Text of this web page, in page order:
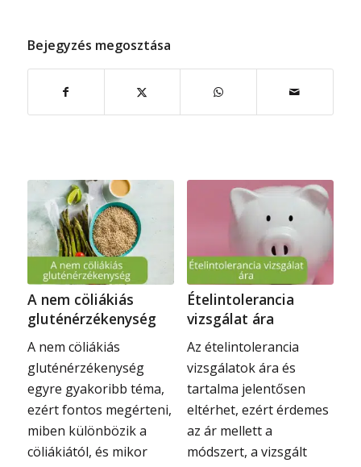
Bejegyzés megosztása
A nem cöliákiás
gluténérzékenység
A nem cöliákiás
gluténérzékenység
egyre gyakoribb téma,
ezért fontos megérteni,
miben különbözik a
cöliákiától, és mikor
Ételintolerancia
vizsgálat ára
Az ételintolerancia
vizsgálatok ára és
tartalma jelentősen
eltérhet, ezért érdemes
az ár mellett a
módszert, a vizsgált